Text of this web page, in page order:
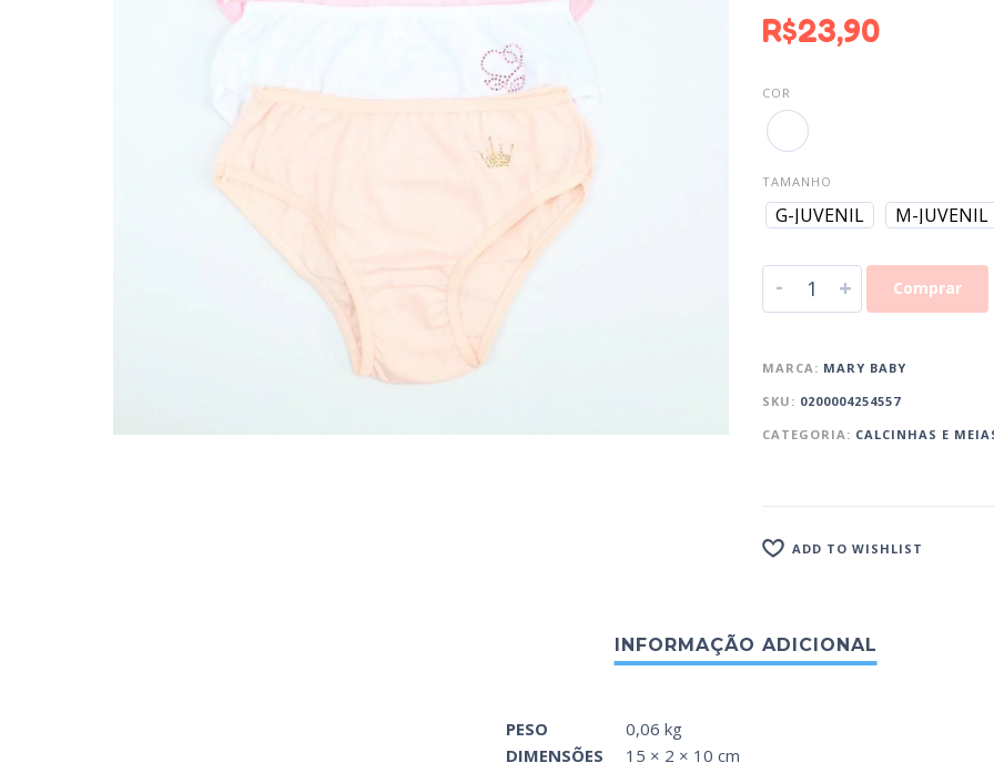
R$23,90
COR
TAMANHO
G-JUVENIL M-JUVENIL
- + Comprar
MARCA: MARY BABY
SKU: 0200004254557
CATEGORIA: CALCINHAS E
ADD TO WISHLIST
PESO
0,06 kg
DIMENSÕES
15 × 2 × 10 cm